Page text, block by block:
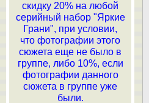
скидку 20% на любой
серийный набор "Яркие
Грани", при условии,
что фотографии этого
сюжета еще не было в
группе, либо 10%, если
фотографии данного
сюжета в группе уже
были.